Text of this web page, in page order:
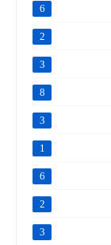
6
2
3
8
3
1
6
2
3